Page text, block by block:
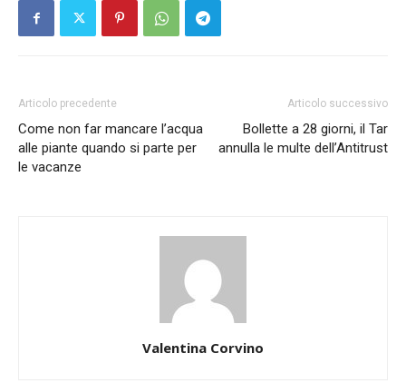
Articolo precedente
Come non far mancare l’acqua
alle piante quando si parte per
le vacanze
Articolo successivo
Bollette a 28 giorni, il Tar
annulla le multe dell’Antitrust
Valentina Corvino